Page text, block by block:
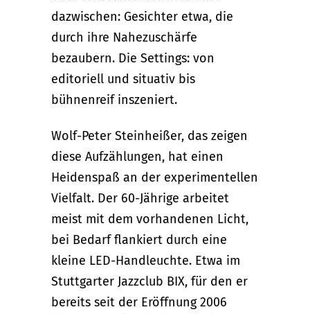
dazwischen: Gesichter etwa, die
durch ihre Nahezuschärfe
bezaubern. Die Settings: von
editoriell und situativ bis
bühnenreif inszeniert.
Wolf-Peter Steinheißer, das zeigen
diese Aufzählungen, hat einen
Heidenspaß an der experimentellen
Vielfalt. Der 60-Jährige arbeitet
meist mit dem vorhandenen Licht,
bei Bedarf flankiert durch eine
kleine LED-Handleuchte. Etwa im
Stuttgarter Jazzclub BIX, für den er
bereits seit der Eröffnung 2006